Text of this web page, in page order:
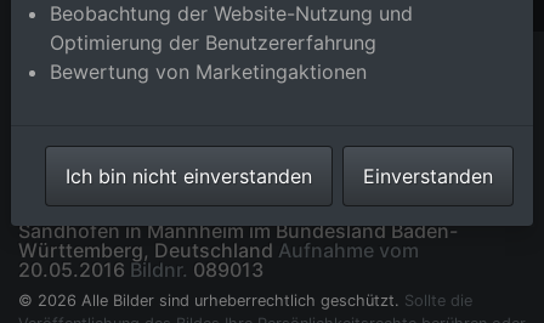
Ortsansicht jenseits der A6 aus Norden im Ortsteil
Sandhofen in Mannheim im Bundesland Baden-
Württemberg, Deutschland Aufnahme vom
20.05.2016 Bildnr. 089013
© 2026 Alle Bilder sind urheberrechtlich geschützt. Sollte die
Beobachtung der Website-Nutzung und
Optimierung der Benutzererfahrung
Bewertung von Marketingaktionen
Ich bin nicht einverstanden Einverstanden